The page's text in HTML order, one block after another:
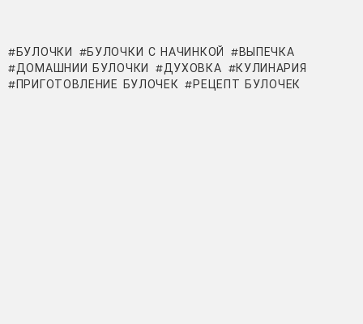
БУЛОЧКИ БУЛОЧКИ С НАЧИНКОЙ
ВЫПЕЧКА
ДОМАШНИИ БУЛОЧКИ
ДУХОВКА
КУЛИНАРИЯ
ПРИГОТОВЛЕНИЕ БУЛОЧЕК
РЕЦЕПТ БУЛОЧЕК